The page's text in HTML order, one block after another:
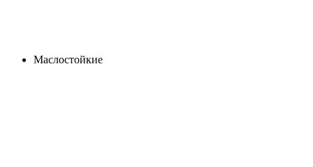
Маслостойкие